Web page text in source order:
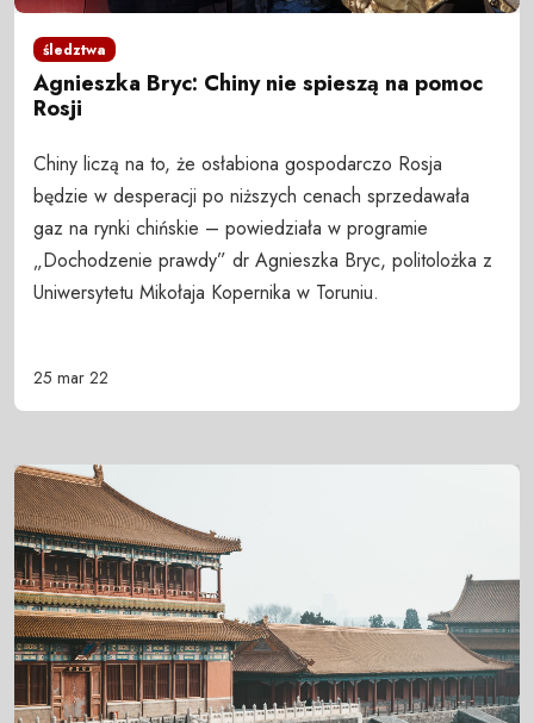
śledztwa
Agnieszka Bryc: Chiny nie spieszą na pomoc
Rosji
Chiny liczą na to, że osłabiona gospodarczo Rosja
będzie w desperacji po niższych cenach sprzedawała
gaz na rynki chińskie – powiedziała w programie
„Dochodzenie prawdy” dr Agnieszka Bryc, politolożka z
Uniwersytetu Mikołaja Kopernika w Toruniu.
25 mar 22